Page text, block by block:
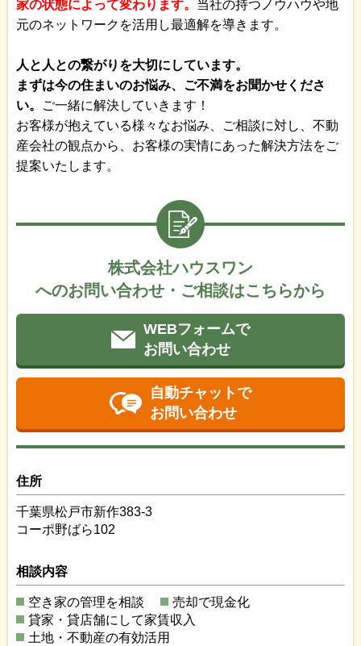
家の状態によって変わります。 当社の持つノウハウや地
元のネットワークを活用し最適解を導きます。
人と人との繋がりを大切にしています。
まずは今の住まいのお悩み、ご不満をお聞かせくださ
い。
ご一緒に解決していきます！
お客様が抱えている様々なお悩み、ご相談に対し、不動
産会社の観点から、お客様の実情にあった解決方法をご
提案いたします。
株式会社ハウスワン
へのお問い合わせ・ご相談はこちらから
WEBフォームで
お問い合わせ
自動チャットで
お問い合わせ
住所
千葉県松戸市新作383-3
コーポ野ばら102
相談内容
空き家の管理を相談
売却で現金化
貸家・貸店舗にして家賃収入
土地・不動産の有効活用